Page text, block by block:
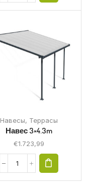
Навесы, Террасы
Навес 3×4.3m
€1.723,99